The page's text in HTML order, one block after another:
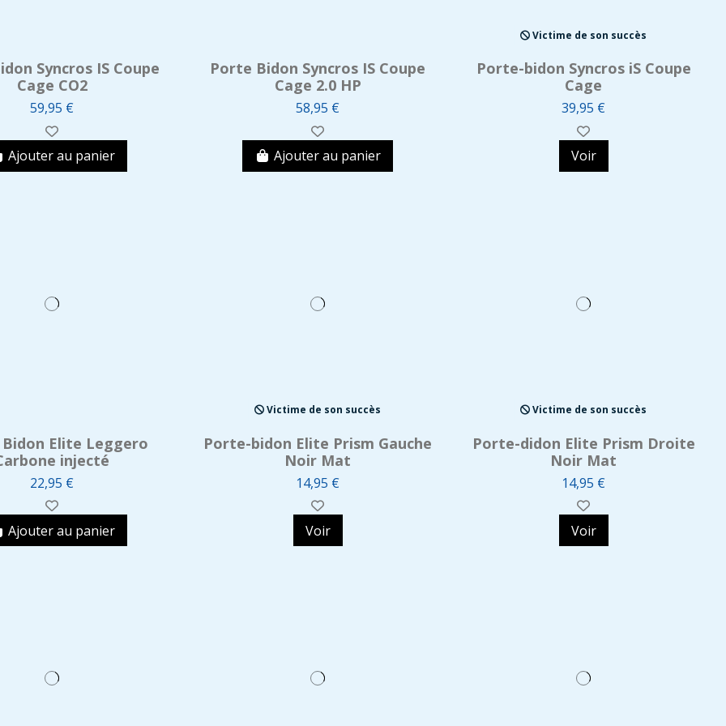
Syncros IS Coupe
Cage CO2
59,95 €
Ajouter au panier
Porte Bidon Syncros IS Coupe
Cage 2.0 HP
58,95 €
Ajouter au panier
Victime de son succès
Porte-bidon Syncros iS Coupe
Cage
39,95 €
Voir
Elite Leggero
injecté
22,95 €
Ajouter au panier
Victime de son succès
Porte-bidon Elite Prism Gauche
Noir Mat
14,95 €
Voir
Victime de son succès
Porte-didon Elite Prism Droite
Noir Mat
14,95 €
Voir